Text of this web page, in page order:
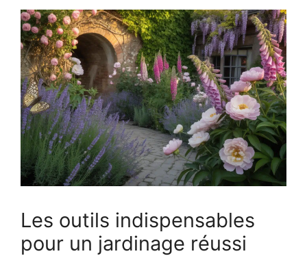
Les outils indispensables
pour un jardinage réussi